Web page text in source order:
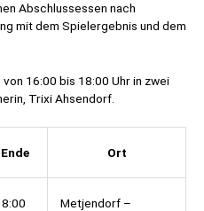
Abschlussessen nach
mit dem Spielergebnis und dem
16:00 bis 18:00 Uhr in zwei
Trixi Ahsendorf.
Ende Ort
Metjendorf –